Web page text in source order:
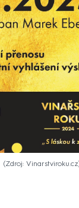
Zdroj: Vinarstviroku.cz